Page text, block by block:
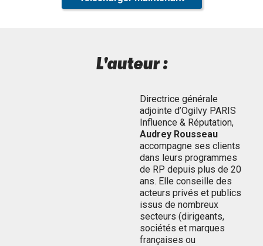
L'auteur :
Directrice générale
adjointe d’Ogilvy PARIS
Influence & Réputation,
Audrey Rousseau
accompagne ses clients
dans leurs programmes
de RP depuis plus de 20
ans. Elle conseille des
acteurs privés et publics
issus de nombreux
secteurs (dirigeants,
sociétés et marques
françaises ou